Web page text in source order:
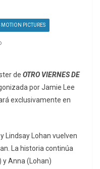
MOTION PICTURES
de OTRO VIERNES DE
por Jamie Lee
exclusivamente en
Lindsay Lohan vuelven
La historia continúa
y Anna (Lohan)